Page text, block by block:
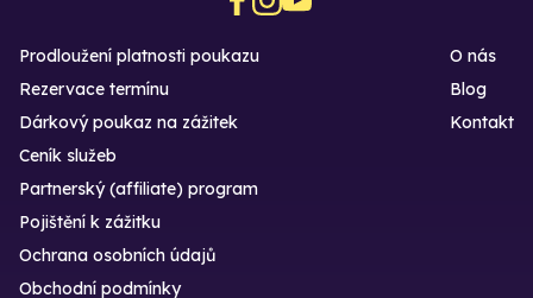
Prodloužení platnosti poukazu
Rezervace termínu
Dárkový poukaz na zážitek
O nás
Blog
Kontakt
Ceník služeb
Partnerský (affiliate) program
Pojištění k zážitku
Ochrana osobních údajů
Obchodní podmínky